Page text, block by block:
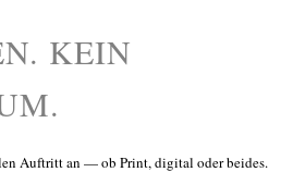
KEIN
Auftritt an — ob Print, digital oder beides.